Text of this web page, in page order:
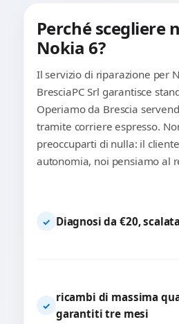
Perché scegliere
Nokia 6?
Il servizio di riparazione per
BresciaPC Srl garantisce
Operiamo da Brescia
tramite corriere espresso.
preoccuparti di nulla: il
autonomia, noi pensiamo al
✓ Diagnosi da €20,
✓
ricambi di massima
garantiti tre mesi